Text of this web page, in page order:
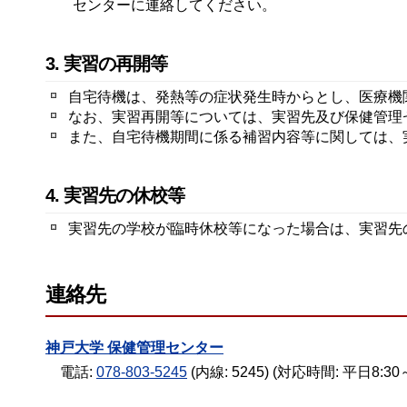
センターに連絡してください。
3. 実習の再開等
自宅待機は、発熱等の症状発生時からとし、医療
なお、実習再開等については、実習先及び保健管
また、自宅待機期間に係る補習内容等に関しては
4. 実習先の休校等
実習先の学校が臨時休校等になった場合は、実習
連絡先
神戸大学 保健管理センター
電話: 078-803-5245 (内線: 5245) (対応時間: 平日8:30